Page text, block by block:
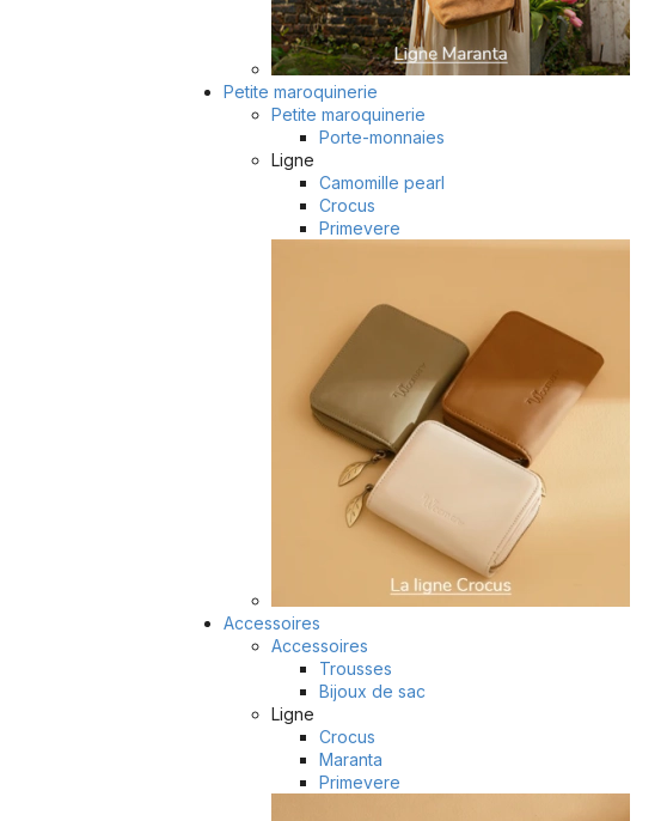
Petite maroquinerie
Petite maroquinerie
Porte-monnaies
Ligne
Camomille pearl
Crocus
Primevere
Accessoires
Accessoires
Trousses
Bijoux de sac
Ligne
Crocus
Maranta
Primevere